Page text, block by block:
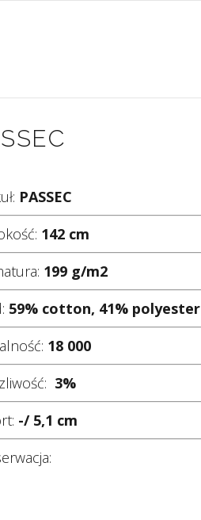
PASSEC
142 cm
199 g/m2
59% cotton, 41% polyester
18 000
3%
-/ 5,1 cm